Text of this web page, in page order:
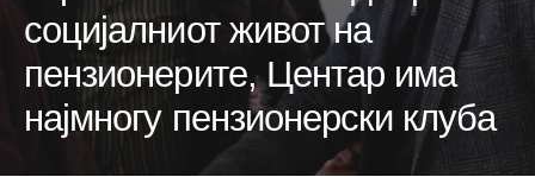
социјалниот живот на
пензионерите, Центар има
најмногу пензионерски клуба